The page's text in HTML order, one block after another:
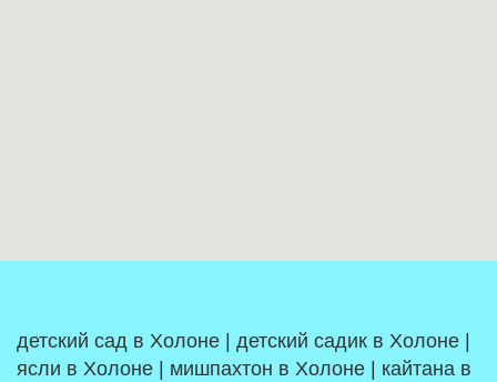
детский сад в Холоне | детский садик в Холоне |
ясли в Холоне | мишпахтон в Холоне | кайтана в